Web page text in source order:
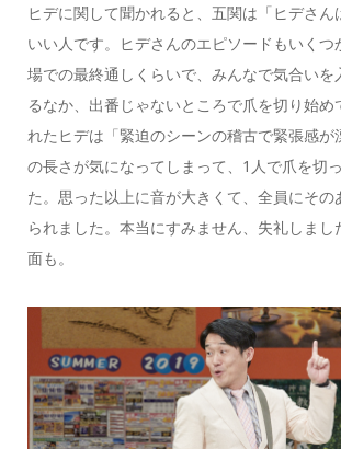
ヒデに関して聞かれると、五関は「ヒデさん
いい人です。ヒデさんのエピソードもいくつ
場での最終通しくらいで、みんなで気合いを
るなか、出番じゃないところで爪を切り始め
れたヒデは「緊迫のシーンの稽古で緊張感が
の長さが気になってしまって、1人で爪を切
た。思った以上に音が大きくて、全員にその
られました。本当にすみません、失礼しまし
面も。